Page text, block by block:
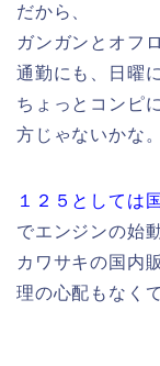
だから、
ガンガンとオフ
通勤にも、日曜
ちょっとコンピ
方じゃないかな。
１２５としては
でエンジンの始
カワサキの国内
理の心配もなく